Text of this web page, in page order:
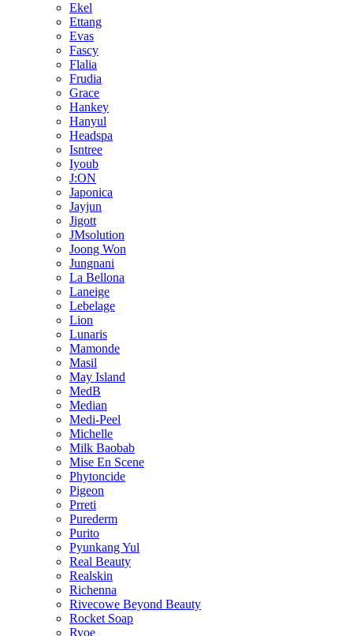
Ekel
Ettang
Evas
Fascy
Flalia
Frudia
Grace
Hankey
Hanyul
Headspa
Isntree
Iyoub
J:ON
Japonica
Jayjun
Jigott
JMsolution
Joong Won
Jungnani
La Bellona
Laneige
Lebelage
Lion
Lunaris
Mamonde
Masil
May Island
MedB
Median
Medi-Peel
Michelle
Milk Baobab
Mise En Scene
Phytoncide
Pigeon
Prreti
Purederm
Purito
Pyunkang Yul
Real Beauty
Realskin
Richenna
Rivecowe Beyond Beauty
Rocket Soap
Ryoe